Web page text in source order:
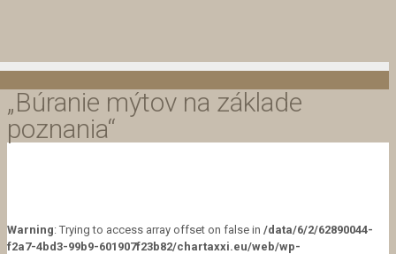
„Búranie mýtov na základe
poznania“
Warning: Trying to access array offset on false in /data/6/2/62890044-
f2a7-4bd3-99b9-601907f23b82/chartaxxi.eu/web/wp-